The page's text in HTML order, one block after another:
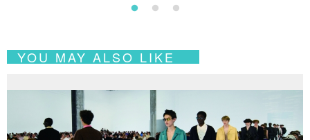
YOU MAY ALSO LIKE